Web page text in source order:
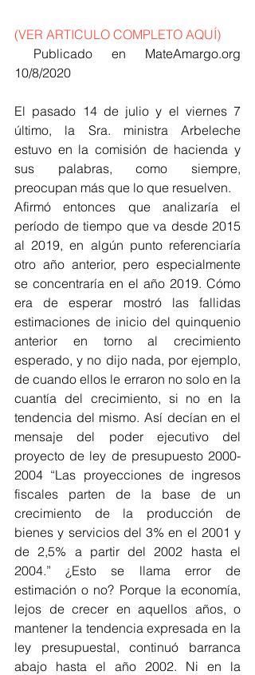
(VER ARTICULO COMPLETO AQUÍ)
10/8/2020
El pasado 14 de julio y el viernes 7
último, la Sra. ministra Arbeleche
estuvo en la comisión de hacienda y
sus palabras, como siempre,
preocupan más que lo que resuelven.
Afirmó entonces que analizaría el
período de tiempo que va desde 2015
al 2019, en algún punto referenciaría
otro año anterior, pero especialmente
se concentraría en el año 2019. Cómo
era de esperar mostró las fallidas
estimaciones de inicio del quinquenio
anterior en torno al crecimiento
esperado, y no dijo nada, por ejemplo,
de cuando ellos le erraron no solo en la
cuantía del crecimiento, si no en la
tendencia del mismo. Así decían en el
mensaje del poder ejecutivo del
proyecto de ley de presupuesto 2000-
2004 “Las proyecciones de ingresos
fiscales parten de la base de un
crecimiento de la producción de
bienes y servicios del 3% en el 2001 y
de 2,5% a partir del 2002 hasta el
2004.” ¿Esto se llama error de
estimación o no? Porque la economía,
lejos de crecer en aquellos años, o
mantener la tendencia expresada en la
ley presupuestal, continuó barranca
abajo hasta el año 2002. Ni en la